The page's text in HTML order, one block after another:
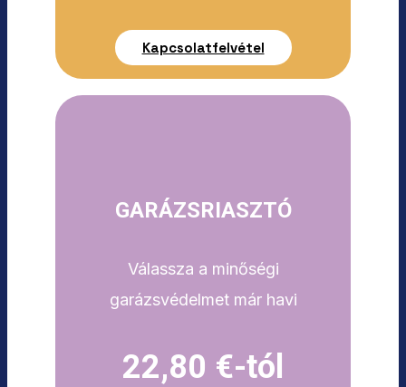
Kapcsolatfelvétel
GARÁZSRIASZTÓ
Válassza a minőségi
garázsvédelmet már havi
22,80 €-tól